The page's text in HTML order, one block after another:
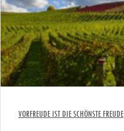
VORFREUDE IST DIE SCHÖNSTE FREUDE